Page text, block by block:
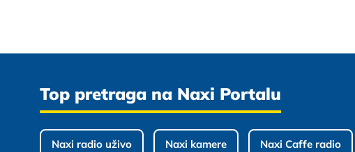
Top pretraga na Naxi Portalu
Naxi radio uživo Naxi kamere Naxi Caffe radio